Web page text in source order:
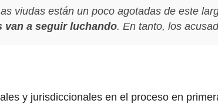
viudas están un poco agotadas de este
van a seguir luchando. En tanto, los
y jurisdiccionales en el proceso en